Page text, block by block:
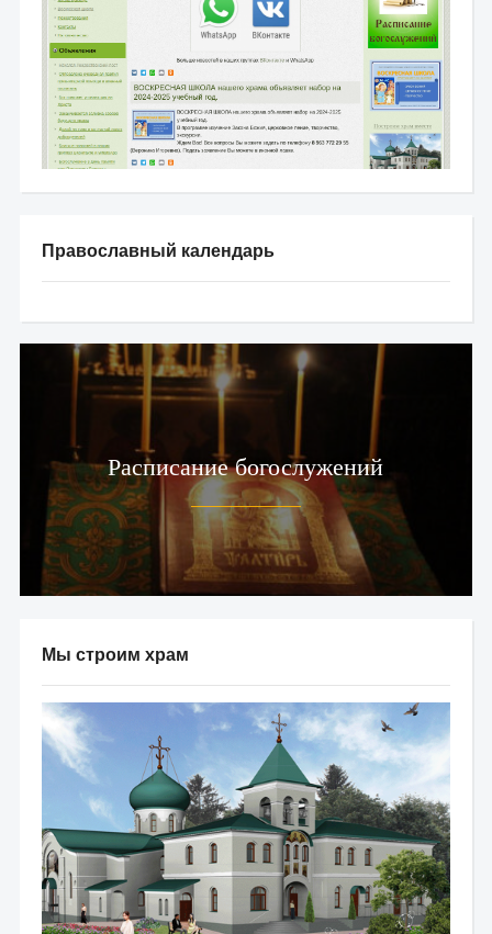
Православный календарь
Расписание богослужений
Мы строим храм